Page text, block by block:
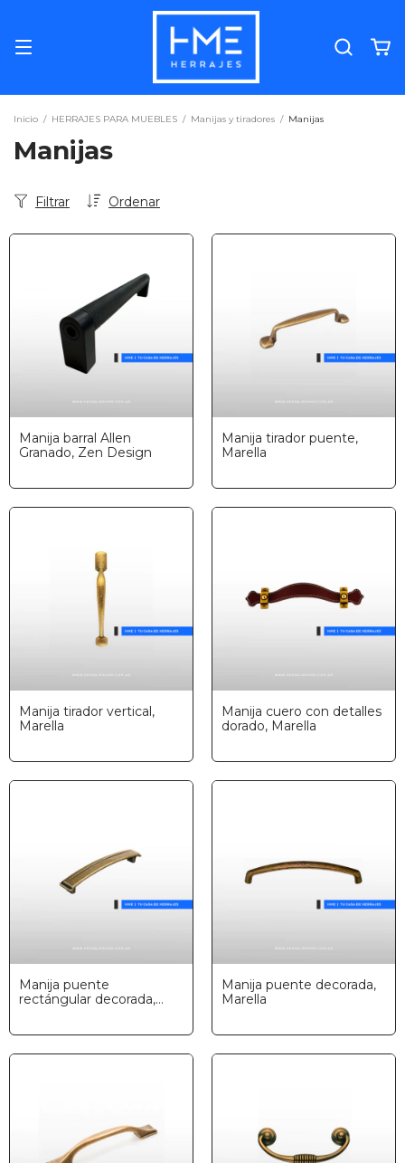
Inicio / HERRAJES PARA MUEBLES / Manijas y tiradores / Manijas
Manijas
Ordenar
Filtrar
Manija barral Allen
Granado, Zen Design
Manija tirador puente,
Marella
Manija tirador vertical,
Marella
Manija cuero con detalles
dorado, Marella
Manija puente
rectángular decorada,
Manija puente decorada,
Marella